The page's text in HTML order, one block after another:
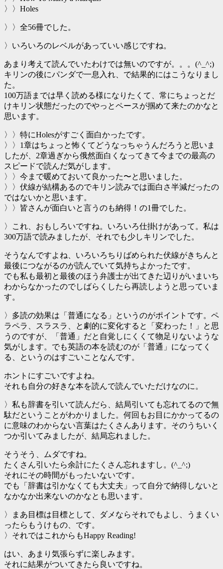
〉〉Holes
〉〉全56冊でした。
〉いろいろのレベルがあっていい感じですね。
あまり考えて読んでいたわけでは無いのですが。。。(^_^;)
キリンの後にパンダで一息入れ、で結果的にはこうなりまし
た。
100万語までは早く読める様になりたくて、常にちょっとだ
けキリン状態だったのでやっとペースが掴めて来たのかなと
思います。
〉〉特にHolesがすごく面白かったです。
〉〉1章はちょっと怖くてどうなっちゃうんだろうと思いま
したが、2章過ぎから俄然面白くなってきて今までの最高の
スピードで読んだ気がします。
〉〉今まで暖めておいて良かった〜と思いました。
〉〉伏線が結構あるのでキリン読みでは面白さ半減だったの
ではないかと思います。
〉〉皆さんが面白いと言うのも納得！の1冊でした。
〉これ、おもしろいですね。いろいろ仕掛けがあって。私は
300万語で読みましたが、それでも少しキリンでした。
そうなんですよね、いろいろちりばめられた伏線がきちんと
最後につながるのが読んでいて気持ちよかったです。
でも私も最初と最後のほう弁護士が出てきた辺りがいまいち
わからなかったのでしばらくしたら再読しようと思っていま
す。
〉多読の効果は「普通になる」というのがポイントです。ペ
ラペラ、スラスラ、と劇的に変化すると「変わった！」と思
うのですが、「普通」だと自覚しにくくて物足りないような
気がします。でも英語の本を読むのが「普通」になってく
る、というのはすごいことなんです。
ホントにすごいですよね。
それも自分の好きな本を読んで読んでいただけなのに。
〉私も辞書を引いて読んだら、結局引いても忘れてるので無
駄だということがわかりました。何回もお目にかかってるの
に意味のわからない言葉はたくさんあります。そのうちいく
つか引いてみましたが、結局忘れました。
そうそう、ムダですね。
たくさん引いたら余計にたくさん忘れますし。(^_^;)
それにその時間がもったいないです。
でも「辞書は引かなくても大丈夫」って自分で納得しないと
なかなか出来ないのかなとも思います。
〉まあ目標は目標として、ダメならそれでもよし、うまくい
ったらもうけもの、です。
〉それではこれからもHappy Reading!
はい、あまり気張らずに楽しみます。
それに結果がついてきたら良いですね。